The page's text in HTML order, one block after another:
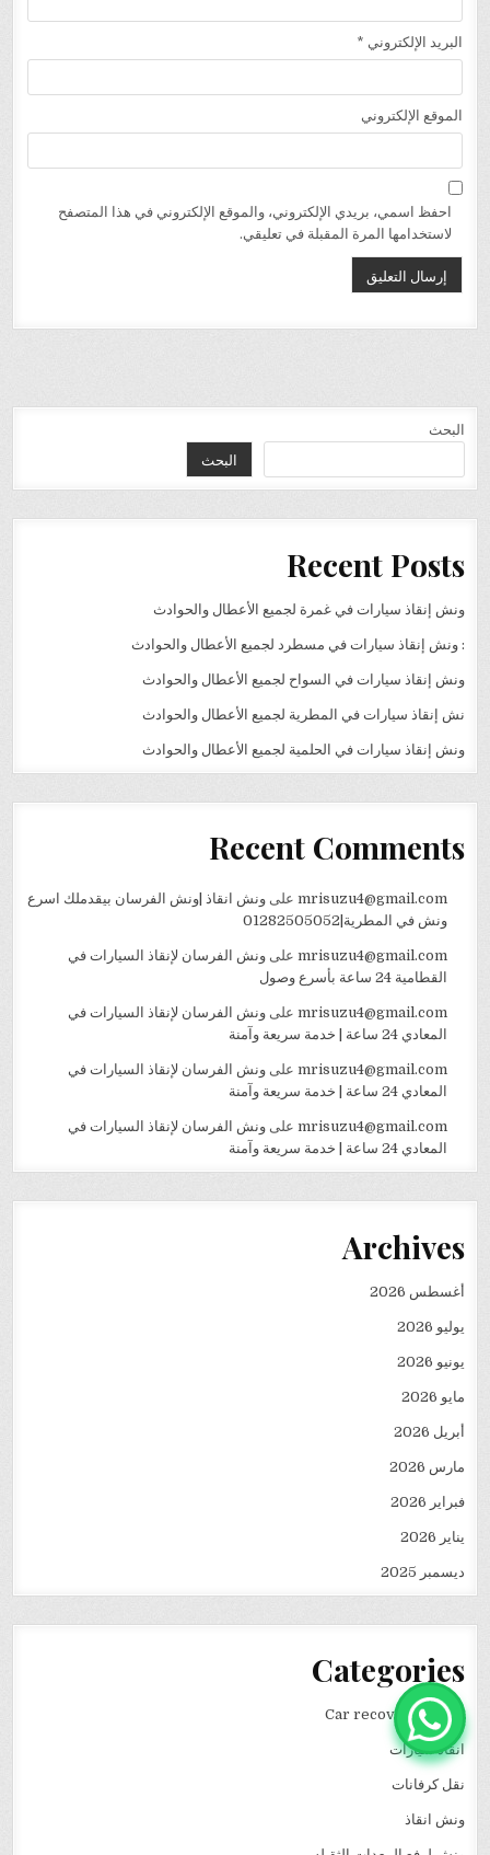
البريد الإلكتروني *
الموقع الإلكتروني
احفظ اسمي، بريدي الإلكتروني، والموقع الإلكتروني في هذا المتصفح
لاستخدامها المرة المقبلة في تعليقي.
البحث
البحث
Recent Posts
ونش إنقاذ سيارات في غمرة لجميع الأعطال والحوادث
: ونش إنقاذ سيارات في مسطرد لجميع الأعطال والحوادث
ونش إنقاذ سيارات في السواح لجميع الأعطال والحوادث
نش إنقاذ سيارات في المطرية لجميع الأعطال والحوادث
ونش إنقاذ سيارات في الحلمية لجميع الأعطال والحوادث
Recent Comments
mrisuzu4@gmail.comعلى ونش انقاذ |ونش الفرسان بيقدملك اسرع
ونش في المطرية|01282505052
mrisuzu4@gmail.comعلى ونش الفرسان لإنقاذ السيارات في
القطامية 24 ساعة بأسرع وصول
mrisuzu4@gmail.comعلى ونش الفرسان لإنقاذ السيارات في
المعادي 24 ساعة | خدمة سريعة وآمنة
mrisuzu4@gmail.comعلى ونش الفرسان لإنقاذ السيارات في
المعادي 24 ساعة | خدمة سريعة وآمنة
mrisuzu4@gmail.comعلى ونش الفرسان لإنقاذ السيارات في
المعادي 24 ساعة | خدمة سريعة وآمنة
Archives
أغسطس 2026
يوليو 2026
يونيو 2026
مايو 2026
أبريل 2026
مارس 2026
فبراير 2026
يناير 2026
ديسمبر 2025
Categories
Car recovery winch
انقاذ سيارات
نقل كرفانات
ونش انقاذ